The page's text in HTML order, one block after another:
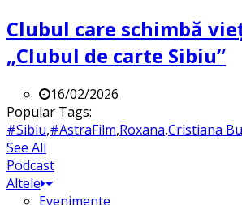
Clubul care schimbă
„Clubul de carte Sibiu”
16/02/2026
Popular Tags:
#Sibiu,#AstraFilm,Roxana,Cristiana
See All
Podcast
Altele
Evenimente